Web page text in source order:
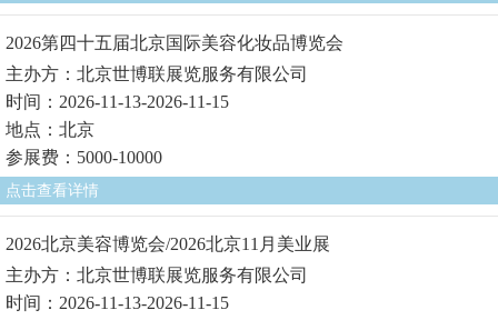
2026第四十五届北京国际美容化妆品博览会
主办方：北京世博联展览服务有限公司
时间：2026-11-13-2026-11-15
地点：北京
参展费：5000-10000
点击查看详情
2026北京美容博览会/2026北京11月美业展
主办方：北京世博联展览服务有限公司
时间：2026-11-13-2026-11-15